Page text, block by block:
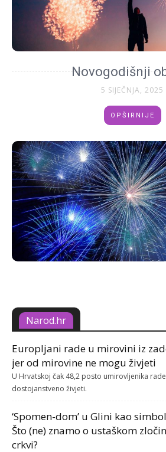
Novogodišnji
5 SIJEČNJA, 2025
OPŠIRNIJE
Narod.hr
Europljani rade u mirovini iz
jer od mirovine ne mogu živjeti
U Hrvatskoj čak 48,2 posto umirovljenika
dostojanstveno živjeti.
‘Spomen-dom’ u Glini kao
Što (ne) znamo o ustaškom
crkvi?